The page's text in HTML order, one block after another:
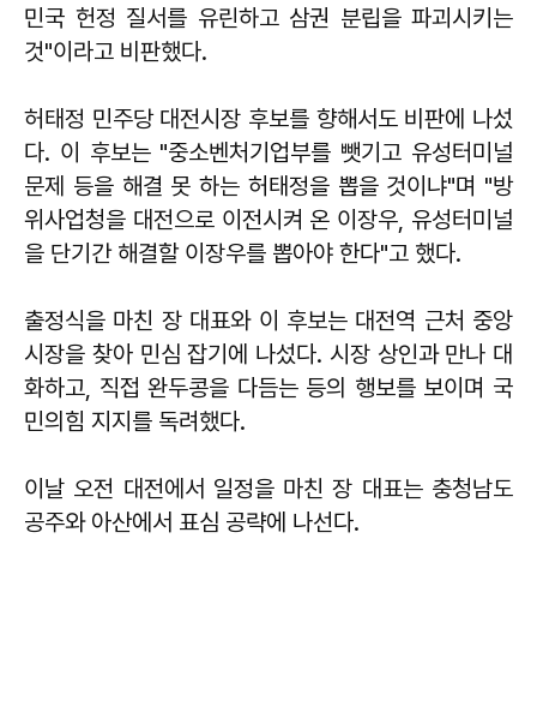
민국 헌정 질서를 유린하고 삼권 분립을 파괴시키는
것"이라고 비판했다.
허태정 민주당 대전시장 후보를 향해서도 비판에 나섰
다. 이 후보는 "중소벤처기업부를 뺏기고 유성터미널
문제 등을 해결 못 하는 허태정을 뽑을 것이냐"며 "방
위사업청을 대전으로 이전시켜 온 이장우, 유성터미널
을 단기간 해결할 이장우를 뽑아야 한다"고 했다.
출정식을 마친 장 대표와 이 후보는 대전역 근처 중앙
시장을 찾아 민심 잡기에 나섰다. 시장 상인과 만나 대
화하고, 직접 완두콩을 다듬는 등의 행보를 보이며 국
민의힘 지지를 독려했다.
이날 오전 대전에서 일정을 마친 장 대표는 충청남도
공주와 아산에서 표심 공략에 나선다.